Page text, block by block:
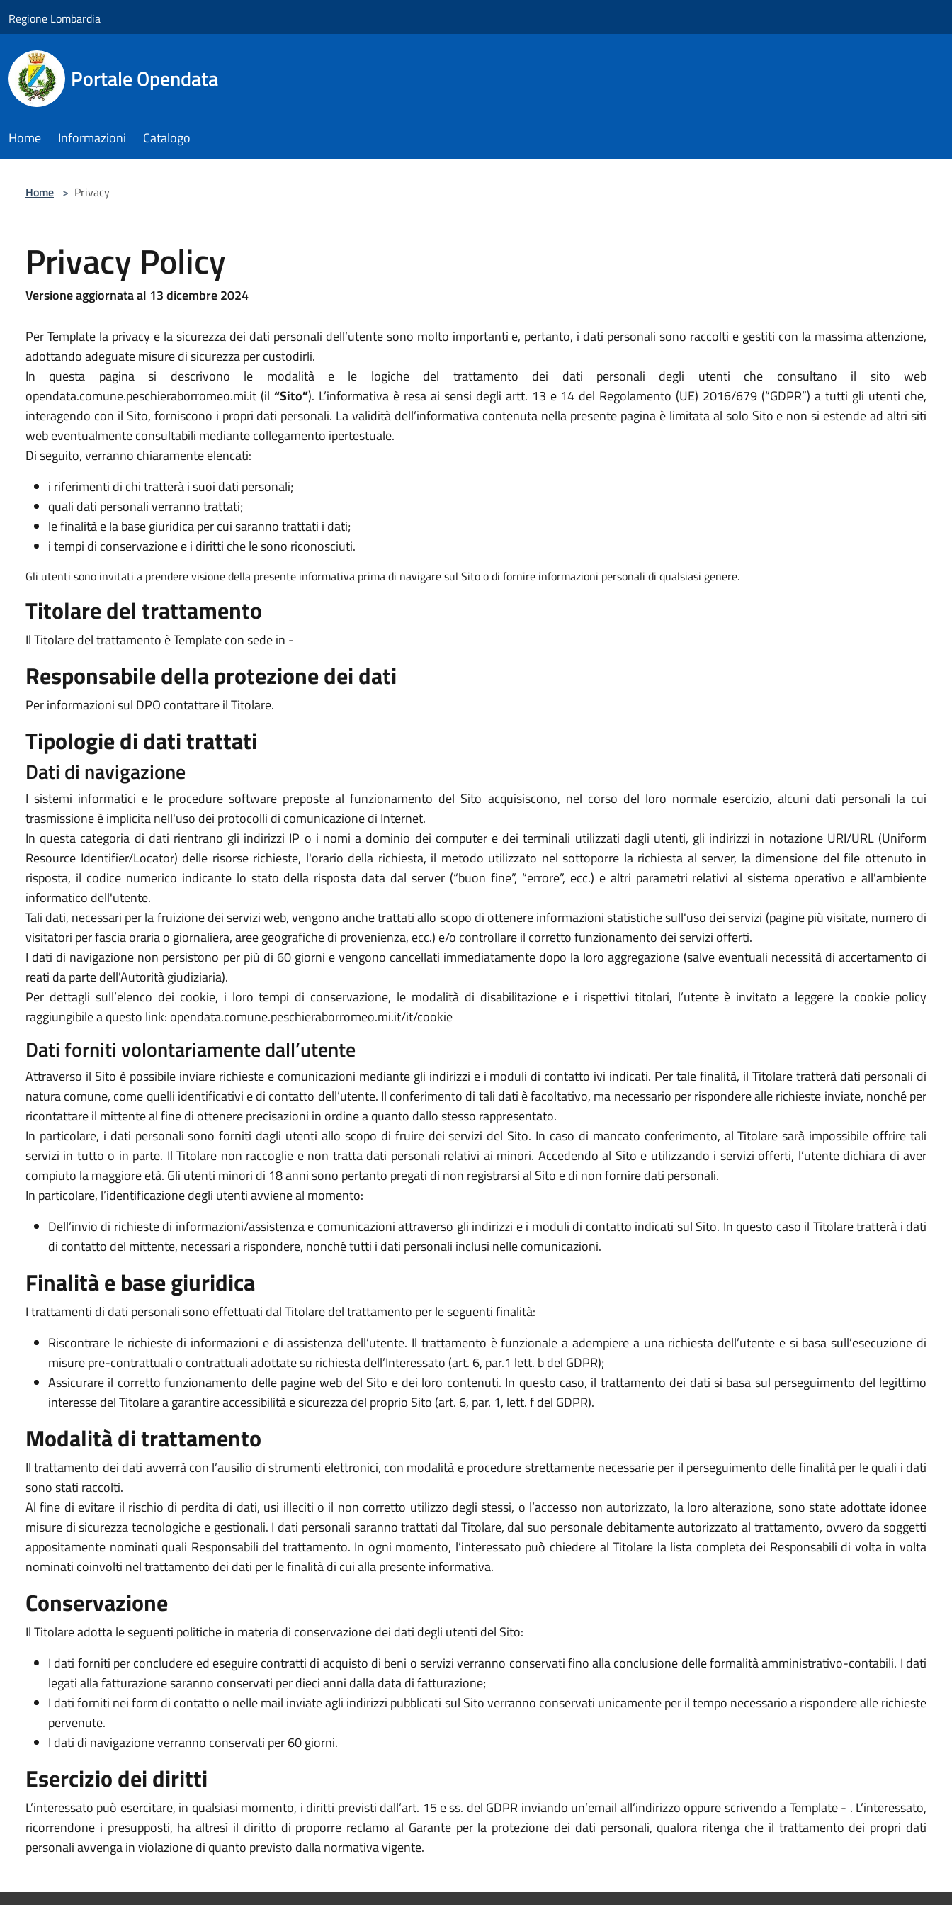
Regione Lombardia
Portale Opendata
Home Informazioni Catalogo
Home > Privacy
Privacy Policy
Versione aggiornata al 13 dicembre 2024
Per Template la privacy e la sicurezza dei dati personali dell’utente sono molto importanti e, pertanto, i dati personali sono raccolti e gestiti con la massima attenzione,
adottando adeguate misure di sicurezza per custodirli.
In questa pagina si descrivono le modalità e le logiche del trattamento dei dati personali degli utenti che consultano il sito web
opendata.comune.peschieraborromeo.mi.it (il “Sito”). L’informativa è resa ai sensi degli artt. 13 e 14 del Regolamento (UE) 2016/679 (“GDPR”) a tutti gli utenti che,
interagendo con il Sito, forniscono i propri dati personali. La validità dell’informativa contenuta nella presente pagina è limitata al solo Sito e non si estende ad altri siti
web eventualmente consultabili mediante collegamento ipertestuale.
Di seguito, verranno chiaramente elencati:
i riferimenti di chi tratterà i suoi dati personali;
quali dati personali verranno trattati;
le finalità e la base giuridica per cui saranno trattati i dati;
i tempi di conservazione e i diritti che le sono riconosciuti.
Gli utenti sono invitati a prendere visione della presente informativa prima di navigare sul Sito o di fornire informazioni personali di qualsiasi genere.
Titolare del trattamento
Il Titolare del trattamento è Template con sede in -
Responsabile della protezione dei dati
Per informazioni sul DPO contattare il Titolare.
Tipologie di dati trattati
Dati di navigazione
I sistemi informatici e le procedure software preposte al funzionamento del Sito acquisiscono, nel corso del loro normale esercizio, alcuni dati personali la cui
trasmissione è implicita nell'uso dei protocolli di comunicazione di Internet.
In questa categoria di dati rientrano gli indirizzi IP o i nomi a dominio dei computer e dei terminali utilizzati dagli utenti, gli indirizzi in notazione URI/URL (Uniform
Resource Identifier/Locator) delle risorse richieste, l'orario della richiesta, il metodo utilizzato nel sottoporre la richiesta al server, la dimensione del file ottenuto in
risposta, il codice numerico indicante lo stato della risposta data dal server (“buon fine”, “errore”, ecc.) e altri parametri relativi al sistema operativo e all'ambiente
informatico dell'utente.
Tali dati, necessari per la fruizione dei servizi web, vengono anche trattati allo scopo di ottenere informazioni statistiche sull'uso dei servizi (pagine più visitate, numero di
visitatori per fascia oraria o giornaliera, aree geografiche di provenienza, ecc.) e/o controllare il corretto funzionamento dei servizi offerti.
I dati di navigazione non persistono per più di 60 giorni e vengono cancellati immediatamente dopo la loro aggregazione (salve eventuali necessità di accertamento di
reati da parte dell'Autorità giudiziaria).
Per dettagli sull’elenco dei cookie, i loro tempi di conservazione, le modalità di disabilitazione e i rispettivi titolari, l’utente è invitato a leggere la cookie policy
raggiungibile a questo link: opendata.comune.peschieraborromeo.mi.it/it/cookie
Dati forniti volontariamente dall’utente
Attraverso il Sito è possibile inviare richieste e comunicazioni mediante gli indirizzi e i moduli di contatto ivi indicati. Per tale finalità, il Titolare tratterà dati personali di
natura comune, come quelli identificativi e di contatto dell’utente. Il conferimento di tali dati è facoltativo, ma necessario per rispondere alle richieste inviate, nonché per
ricontattare il mittente al fine di ottenere precisazioni in ordine a quanto dallo stesso rappresentato.
In particolare, i dati personali sono forniti dagli utenti allo scopo di fruire dei servizi del Sito. In caso di mancato conferimento, al Titolare sarà impossibile offrire tali
servizi in tutto o in parte. Il Titolare non raccoglie e non tratta dati personali relativi ai minori. Accedendo al Sito e utilizzando i servizi offerti, l’utente dichiara di aver
compiuto la maggiore età. Gli utenti minori di 18 anni sono pertanto pregati di non registrarsi al Sito e di non fornire dati personali.
In particolare, l’identificazione degli utenti avviene al momento:
Dell’invio di richieste di informazioni/assistenza e comunicazioni attraverso gli indirizzi e i moduli di contatto indicati sul Sito. In questo caso il Titolare tratterà i dati
di contatto del mittente, necessari a rispondere, nonché tutti i dati personali inclusi nelle comunicazioni.
Finalità e base giuridica
I trattamenti di dati personali sono effettuati dal Titolare del trattamento per le seguenti finalità:
Riscontrare le richieste di informazioni e di assistenza dell’utente. Il trattamento è funzionale a adempiere a una richiesta dell’utente e si basa sull’esecuzione di
misure pre-contrattuali o contrattuali adottate su richiesta dell’Interessato (art. 6, par.1 lett. b del GDPR);
Assicurare il corretto funzionamento delle pagine web del Sito e dei loro contenuti. In questo caso, il trattamento dei dati si basa sul perseguimento del legittimo
interesse del Titolare a garantire accessibilità e sicurezza del proprio Sito (art. 6, par. 1, lett. f del GDPR).
Modalità di trattamento
Il trattamento dei dati avverrà con l’ausilio di strumenti elettronici, con modalità e procedure strettamente necessarie per il perseguimento delle finalità per le quali i dati
sono stati raccolti.
Al fine di evitare il rischio di perdita di dati, usi illeciti o il non corretto utilizzo degli stessi, o l’accesso non autorizzato, la loro alterazione, sono state adottate idonee
misure di sicurezza tecnologiche e gestionali. I dati personali saranno trattati dal Titolare, dal suo personale debitamente autorizzato al trattamento, ovvero da soggetti
appositamente nominati quali Responsabili del trattamento. In ogni momento, l’interessato può chiedere al Titolare la lista completa dei Responsabili di volta in volta
nominati coinvolti nel trattamento dei dati per le finalità di cui alla presente informativa.
Conservazione
Il Titolare adotta le seguenti politiche in materia di conservazione dei dati degli utenti del Sito:
I dati forniti per concludere ed eseguire contratti di acquisto di beni o servizi verranno conservati fino alla conclusione delle formalità amministrativo-contabili. I dati
legati alla fatturazione saranno conservati per dieci anni dalla data di fatturazione;
I dati forniti nei form di contatto o nelle mail inviate agli indirizzi pubblicati sul Sito verranno conservati unicamente per il tempo necessario a rispondere alle richieste
pervenute.
I dati di navigazione verranno conservati per 60 giorni.
Esercizio dei diritti
L’interessato può esercitare, in qualsiasi momento, i diritti previsti dall’art. 15 e ss. del GDPR inviando un’email all’indirizzo oppure scrivendo a Template - . L’interessato,
ricorrendone i presupposti, ha altresì il diritto di proporre reclamo al Garante per la protezione dei dati personali, qualora ritenga che il trattamento dei propri dati
personali avvenga in violazione di quanto previsto dalla normativa vigente.